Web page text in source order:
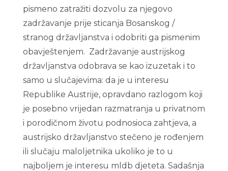
pismeno zatražiti dozvolu za njegovo
zadržavanje prije sticanja Bosanskog /
stranog državljanstva i odobriti ga pismenim
obavještenjem. Zadržavanje austrijskog
državljanstva odobrava se kao izuzetak i to
samo u slučajevima: da je u interesu
Republike Austrije, opravdano razlogom koji
je posebno vrijedan razmatranja u privatnom
i porodičnom životu podnosioca zahtjeva, a
austrijsko državljanstvo stečeno je rođenjem
ili slučaju maloljetnika ukoliko je to u
najboljem je interesu mldb djeteta. Sadašnja